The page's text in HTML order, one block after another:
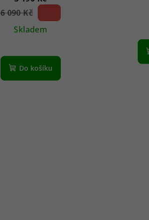
6 090 Kč
Skladem
Do košíku